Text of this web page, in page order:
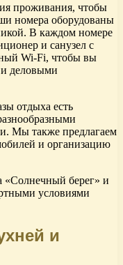
проживания, чтобы
номера оборудованы
В каждом номере
и санузел с
Wi-Fi, чтобы вы
и деловыми
отдыха есть
Мы также предлагаем
и организацию
«Солнечный берег» и
условиями
и